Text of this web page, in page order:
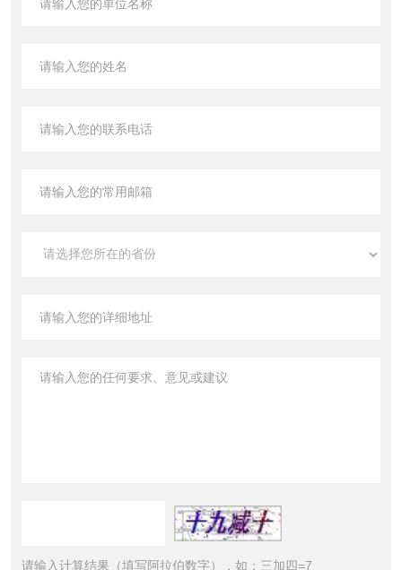
请输入计算结果（填写阿拉伯数字），如：三加四=7